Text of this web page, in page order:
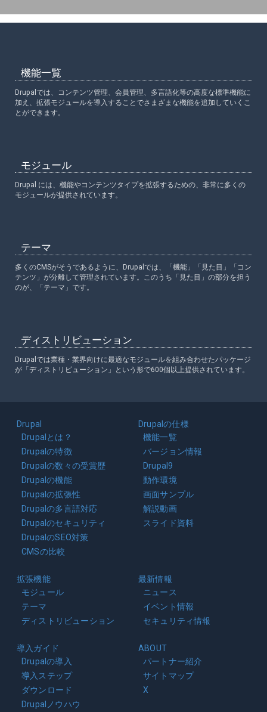
機能一覧
Drupalでは、コンテンツ管理、会員管理、多言語化等の高度な標準機能に
加え、拡張モジュールを導入することでさまざまな機能を追加していくこ
とができます。
モジュール
Drupal には、機能やコンテンツタイプを拡張するための、非常に多くの
モジュールが提供されています。
テーマ
多くのCMSがそうであるように、Drupalでは、「機能」「見た目」「コン
テンツ」が分離して管理されています。このうち「見た目」の部分を担う
のが、「テーマ」です。
ディストリビューション
Drupalでは業種・業界向けに最適なモジュールを組み合わせたパッケージ
が「ディストリビューション」という形で600個以上提供されています。
navigation
Drupal
Drupalとは？
Drupalの特徴
Drupalの数々の受賞歴
Drupalの機能
Drupalの拡張性
Drupalの多言語対応
Drupalのセキュリティ
DrupalのSEO対策
CMSの比較
Drupalの仕様
機能一覧
バージョン情報
Drupal9
動作環境
画面サンプル
解説動画
スライド資料
拡張機能
モジュール
テーマ
ディストリビューション
最新情報
ニュース
イベント情報
セキュリティ情報
導入ガイド
Drupalの導入
導入ステップ
ダウンロード
Drupalノウハウ
ABOUT
パートナー紹介
サイトマップ
X